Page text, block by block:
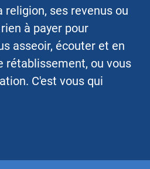
ses revenus ou
à payer pour
asseoir, écouter et en
rétablissement, ou vous
C'est vous qui